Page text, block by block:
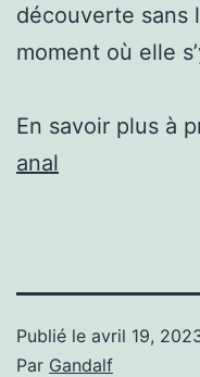
découverte sans
moment où elle
En savoir plus à
anal
Publié le avril 19,
Par Gandalf